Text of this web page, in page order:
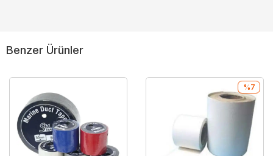
Benzer Ürünler
%7